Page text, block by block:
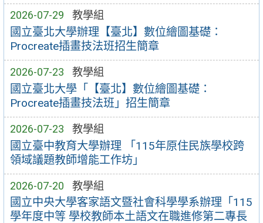
2026-07-29 教學組
國立臺北大學辦理【臺北】數位繪圖基礎：
Procreate插畫技法班招生簡章
2026-07-23 教學組
國立臺北大學「【臺北】數位繪圖基礎：
Procreate插畫技法班」招生簡章
2026-07-23 教學組
國立臺中教育大學辦理 「115年原住民族學校跨
領域議題教師增能工作坊」
2026-07-20 教學組
國立中央大學客家語文暨社會科學學系辦理「115
學年度中等 學校教師本土語文在職進修第二專長